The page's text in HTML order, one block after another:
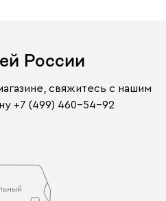
России
свяжитесь с нашим
+7 (499) 460-54-92